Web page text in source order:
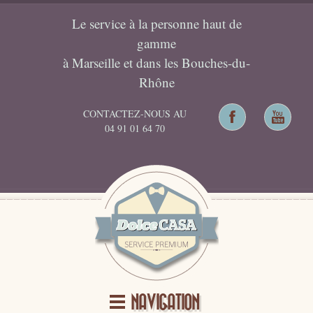
Le service à la personne haut de
gamme
à Marseille et dans les Bouches-du-
Rhône
CONTACTEZ-NOUS AU
04 91 01 64 70
NAVIGATION